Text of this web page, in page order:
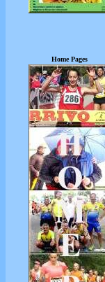
Home Pages